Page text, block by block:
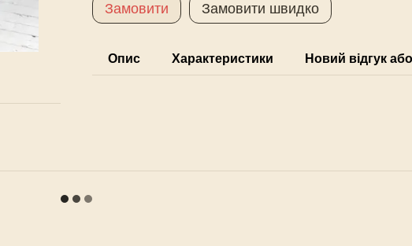
Замовити Замовити швидко
Опис Характеристики Новий відгук